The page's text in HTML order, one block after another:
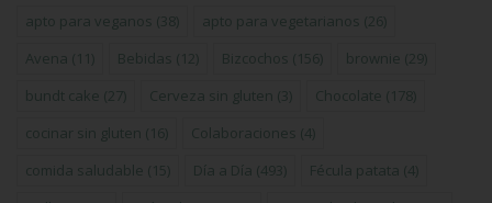
apto para veganos (38) apto para vegetarianos (26)
Avena (11) Bebidas (12) Bizcochos (156) brownie (29)
bundt cake (27) Cerveza sin gluten (3) Chocolate (178)
cocinar sin gluten (16) Colaboraciones (4)
comida saludable (15) Día a Día (493) Fécula patata (4)